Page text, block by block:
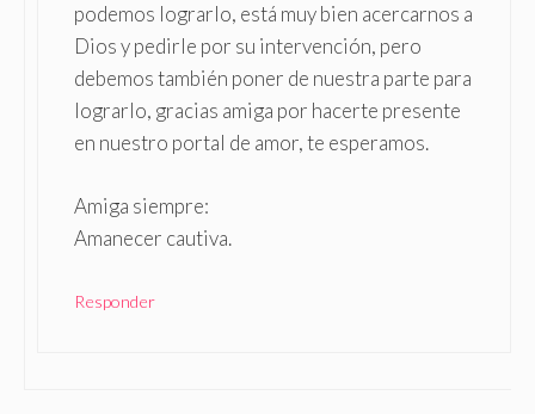
podemos lograrlo, está muy bien acercarnos a
Dios y pedirle por su intervención, pero
debemos también poner de nuestra parte para
lograrlo, gracias amiga por hacerte presente
en nuestro portal de amor, te esperamos.
Amiga siempre:
Amanecer cautiva.
Responder